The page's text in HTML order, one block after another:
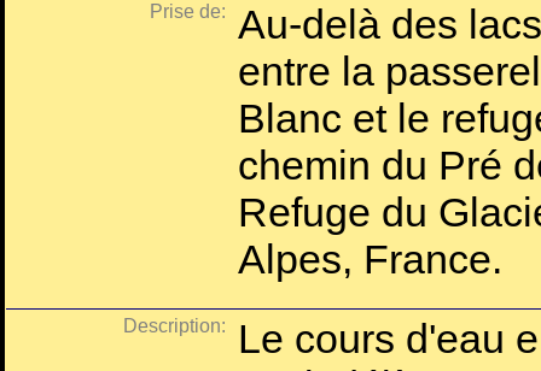
Prise de:
Au-delà des
entre la
Blanc et le
chemin du Pré
Refuge du
Alpes, France.
Description:
Le cours d'eau